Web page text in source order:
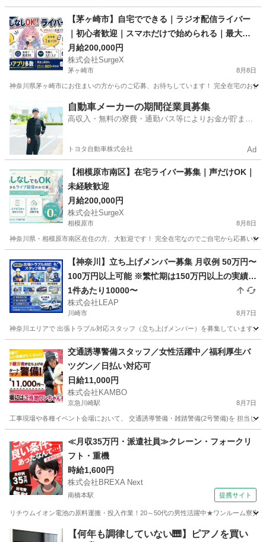
その他
【茅ヶ崎市】自宅でできる｜ラジオ配信ライバー
｜初心者歓迎｜スマホだけで始められる｜最大時
給2万円
月給200,000円
株式会社SurgeX
茅ヶ崎市 8月8日
神奈川県茅ヶ崎市にお住まいの方からのご応募、お待ちしています！ 完全在宅のお
茅ヶ崎市 その他 ライバー
自動車メーカーの期間従業員募集
高収入・無料の寮費・通勤バス等によりお金が貯まり
トヨタ自動車株式会社 Ad
【相模原市南区】在宅ライバー募集｜声だけOK｜
未経験歓迎
月給200,000円
株式会社SurgeX
相模原市 8月8日
神奈川県・相模原市南区在住の方、大歓迎です！ 完全在宅なのでご自宅から応募い
相模原市 その他 ライバー
【神奈川】立ち上げメンバー募集 月収例 50万円〜
100万円以上可能 ※繁忙期は150万円以上の実績あ
り 完全出来高制 1件あたり平均6000円 1日2〜7件
程度の対応 日収目安：12000円〜42000円
1件あたり10000〜
株式会社LEAP
川崎市 8月7日
神奈川エリアで 出張トラブル対応スタッフ（立ち上げメンバー）を募集しています
その他 スタッフ
交通誘導警備スタッフ／女性活躍中／福利厚生バ
ツグン／日払い対応可
日給11,000円
株式会社KAMBO
京急川崎駅 8月7日
工事現場や各種イベント会場において、 交通誘導警備・雑踏警備(2号警備)を 担当し
京急川崎駅 その他 スタッフ
≪月収35万円・派遣社員≫クレーン・フォークリ
フト・重機
時給1,600円
株式会社BREXA Next
南橋本駅 提携サイト
リチウムイオン電池の原料運搬・投入作業！20～50代の男性活躍中★ワンルーム寮
神奈川 相模原市 南橋本駅 その他
【何年も調律していない🎹】ピアノを買い